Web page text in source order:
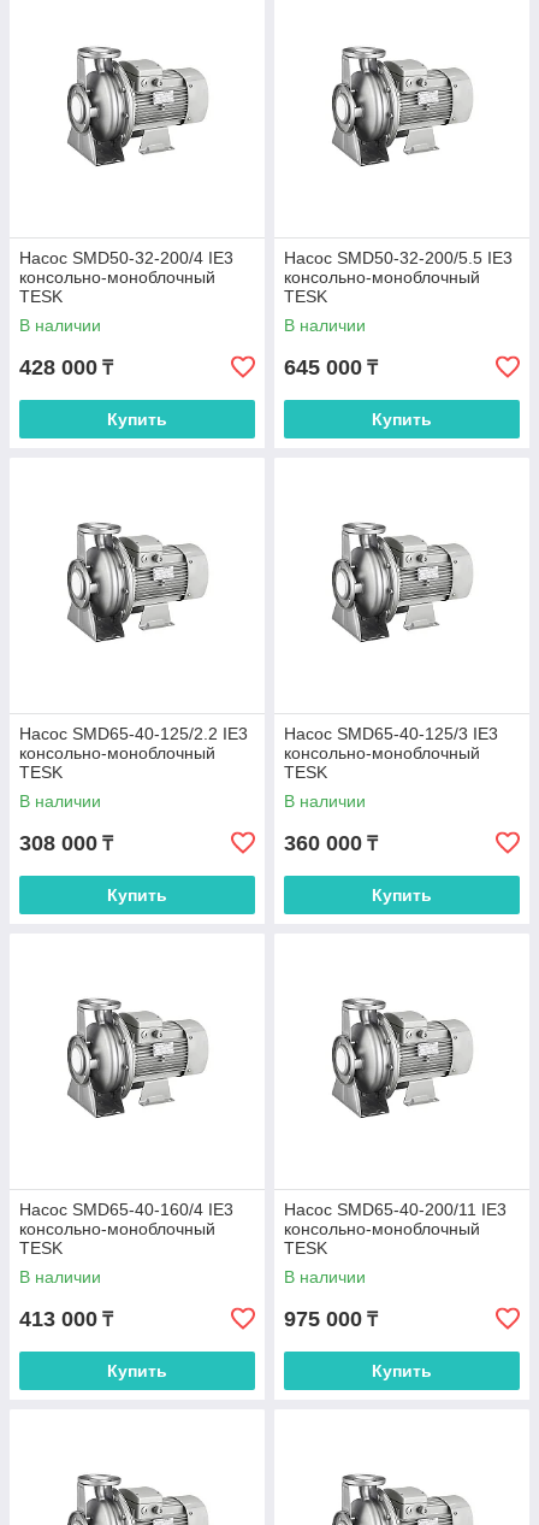
Насос SMD50-32-200/4 IE3
консольно-моноблочный
TESK
В наличии
428 000 ₸
Купить
Насос SMD50-32-200/5.5 IE3
консольно-моноблочный
TESK
В наличии
645 000 ₸
Купить
Насос SMD65-40-125/2.2 IE3
консольно-моноблочный
TESK
В наличии
308 000 ₸
Купить
Насос SMD65-40-125/3 IE3
консольно-моноблочный
TESK
В наличии
360 000 ₸
Купить
Насос SMD65-40-160/4 IE3
консольно-моноблочный
TESK
В наличии
413 000 ₸
Купить
Насос SMD65-40-200/11 IE3
консольно-моноблочный
TESK
В наличии
975 000 ₸
Купить